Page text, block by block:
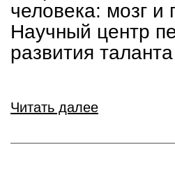
человека: мозг и
Научный центр
развития таланта
Читать далее